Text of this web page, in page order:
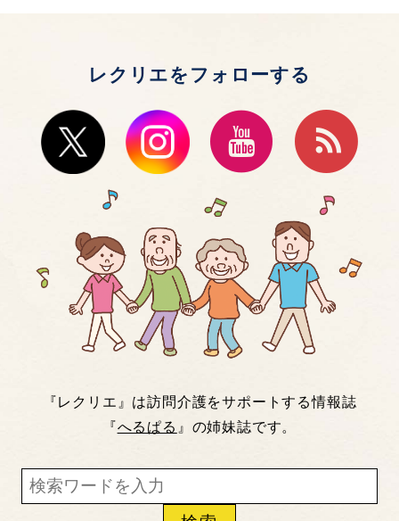
レクリエをフォローする
『レクリエ』は訪問介護をサポートする情報誌
『へるぱる 』の姉妹誌です。